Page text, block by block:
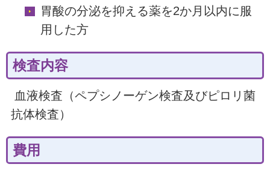
胃酸の分泌を抑える薬を2か月以内に服
用した方
検査内容
血液検査（ペプシノーゲン検査及びピロリ菌
抗体検査）
費用